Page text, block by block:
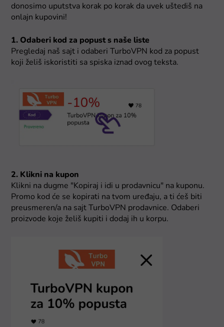
donosimo uputstva korak po korak da uvek uštediš na
onlajn kupovini!
1. Odaberi kod za popust s naše liste
Pregledaj naš sajt i odaberi TurboVPN kod za popust
koji želiš iskoristiti sa spiska iznad ovog teksta.
2. Klikni na kupon
Klikni na dugme "Kopiraj i idi u prodavnicu" na kuponu.
Promo kod će se kopirati na tvom uređaju, a ti ćeš biti
preusmeren/a na sajt TurboVPN prodavnice. Odaberi
proizvode koje želiš kupiti i dodaj ih u korpu.